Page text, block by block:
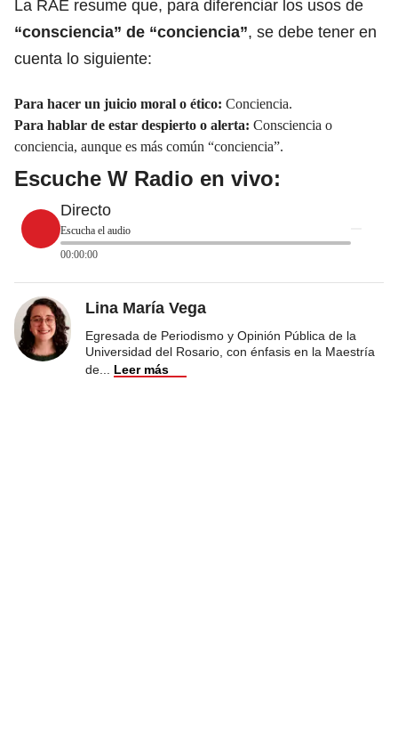
La RAE resume que, para diferenciar los usos de
“consciencia” de “conciencia”, se debe tener en
cuenta lo siguiente:
Para hacer un juicio moral o ético: Conciencia.
Para hablar de estar despierto o alerta: Consciencia o
conciencia, aunque es más común “conciencia”.
Escuche W Radio en vivo:
Directo
Escucha el audio
00:00:00
Lina María Vega
Egresada de Periodismo y Opinión Pública de la
Universidad del Rosario, con énfasis en la Maestría
de
Leer más